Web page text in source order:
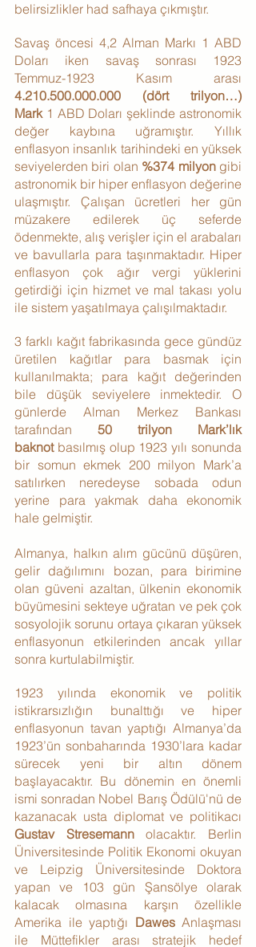
belirsizlikler had safhaya çıkmıştır.
Savaş öncesi 4,2 Alman Markı 1 ABD
Doları iken savaş sonrası 1923
4.210.500.000.000 (dört trilyon…)
Mark 1 ABD Doları şeklinde astronomik
değer kaybına uğramıştır. Yıllık
enflasyon insanlık tarihindeki en yüksek
seviyelerden biri olan %374 milyon gibi
astronomik bir hiper enflasyon değerine
ulaşmıştır. Çalışan ücretleri her gün
müzakere edilerek üç seferde
ödenmekte, alış verişler için el arabaları
ve bavullarla para taşınmaktadır. Hiper
enflasyon çok ağır vergi yüklerini
getirdiği için hizmet ve mal takası yolu
ile sistem yaşatılmaya çalışılmaktadır.
3 farklı kağıt fabrikasında gece gündüz
üretilen kağıtlar para basmak için
kullanılmakta; para kağıt değerinden
bile düşük seviyelere inmektedir. O
günlerde Alman Merkez Bankası
tarafından 50 trilyon Mark’lık
baknot basılmış olup 1923 yılı sonunda
bir somun ekmek 200 milyon Mark’a
satılırken neredeyse sobada odun
yerine para yakmak daha ekonomik
hale gelmiştir.
Almanya, halkın alım gücünü düşüren,
gelir dağılımını bozan, para birimine
olan güveni azaltan, ülkenin ekonomik
büyümesini sekteye uğratan ve pek çok
sosyolojik sorunu ortaya çıkaran yüksek
enflasyonun etkilerinden ancak yıllar
sonra kurtulabilmiştir.
1923 yılında ekonomik ve politik
istikrarsızlığın bunalttığı ve hiper
enflasyonun tavan yaptığı Almanya’da
1923’ün sonbaharında 1930’lara kadar
sürecek yeni bir altın dönem
başlayacaktır. Bu dönemin en önemli
ismi sonradan Nobel Barış Ödülü'nü de
Gustav Stresemann olacaktır. Berlin
Üniversitesinde Politik Ekonomi okuyan
ve Leipzig Üniversitesinde Doktora
yapan ve 103 gün Şansölye olarak
kalacak olmasına karşın özellikle
Amerika ile yaptığı Dawes Anlaşması
ile Müttefikler arası stratejik hedef